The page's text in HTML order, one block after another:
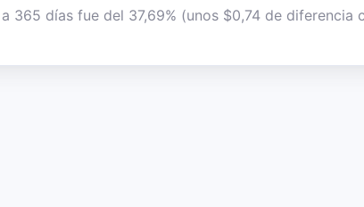
365 días fue del 37,69% (unos $0,74 de diferencia